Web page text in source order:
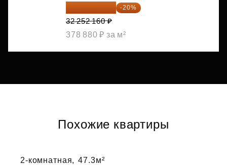
25 801 728 ₽ -20%
32 252 160 ₽
378 880 ₽ за м²
Похожие квартиры
2-комнатная, 47.3м²